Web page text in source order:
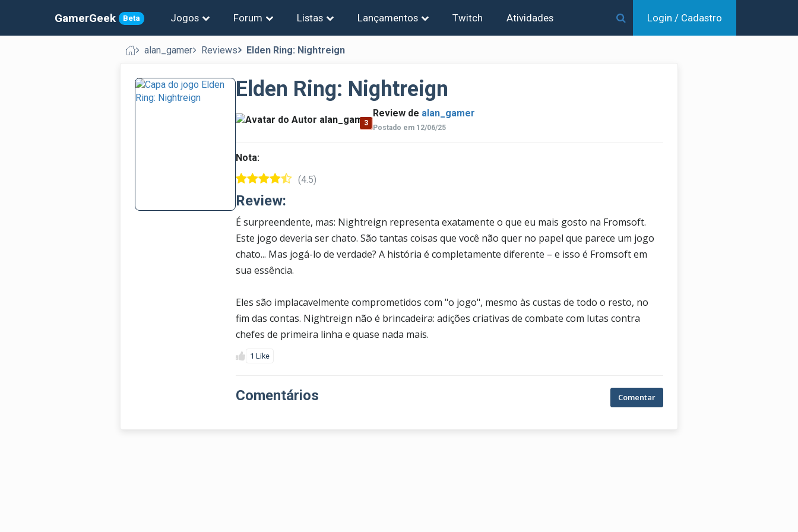
GamerGeek Beta Jogos Forum Listas Lançamentos Twitch Atividades Login / Cadastro
alan_gamer Reviews Elden Ring: Nightreign
Elden Ring: Nightreign
3
Review de alan_gamer
Postado em 12/06/25
Nota:
(4.5)
Review:
É surpreendente, mas: Nightreign representa exatamente o que eu mais gosto na Fromsoft.
Este jogo deveria ser chato. São tantas coisas que você não quer no papel que parece um jogo
chato... Mas jogá-lo de verdade? A história é completamente diferente – e isso é Fromsoft em
sua essência.
Eles são implacavelmente comprometidos com "o jogo", mesmo às custas de todo o resto, no
fim das contas. Nightreign não é brincadeira: adições criativas de combate com lutas contra
chefes de primeira linha e quase nada mais.
1 Like
Comentários Comentar